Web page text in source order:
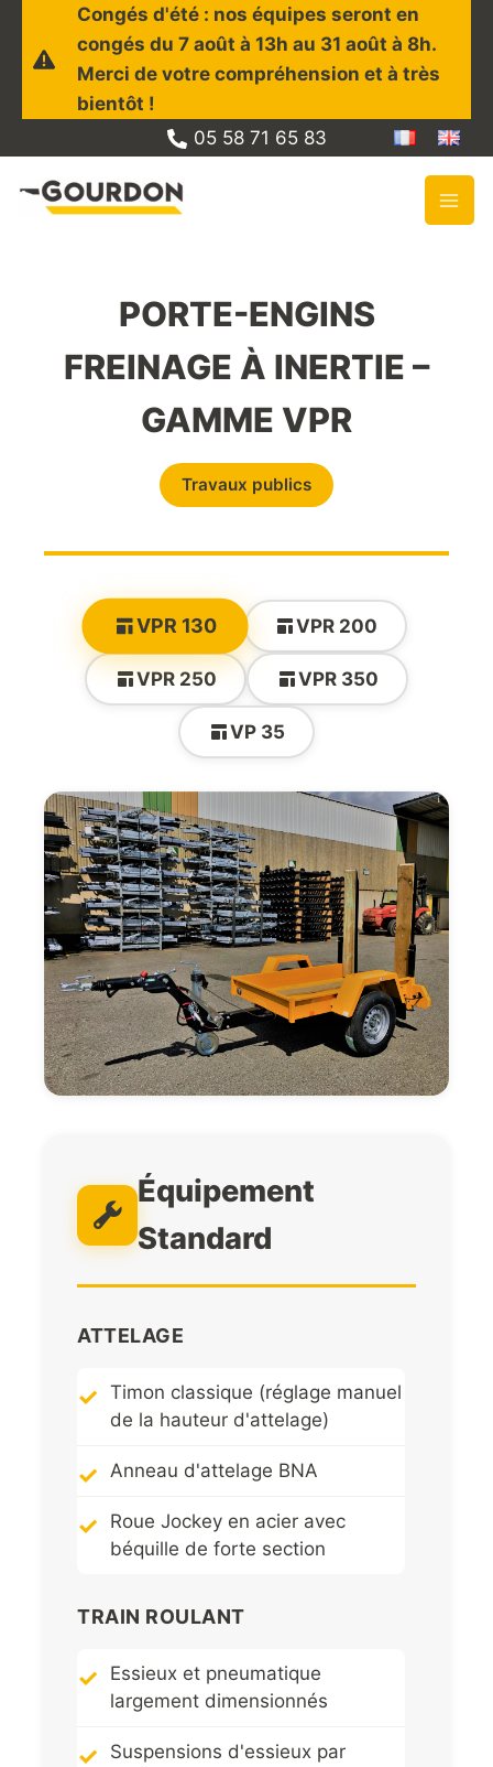
contenu
Congés d'été : nos équipes seront en
congés du 7 août à 13h au 31 août à 8h.
Merci de votre compréhension et à très
bientôt !
05 58 71 65 83
PORTE-ENGINS
FREINAGE À INERTIE –
GAMME VPR
Travaux publics
VPR 130 VPR 200
VPR 250 VPR 350
VP 35
Équipement
Standard
ATTELAGE
Timon classique (réglage manuel
de la hauteur d'attelage)
Anneau d'attelage BNA
Roue Jockey en acier avec
béquille de forte section
TRAIN ROULANT
Essieux et pneumatique
largement dimensionnés
Suspensions d'essieux par